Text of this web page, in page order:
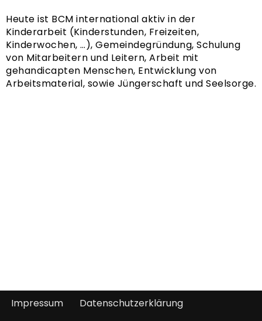
Heute ist BCM international aktiv in der
Kinderarbeit (Kinderstunden, Freizeiten,
Kinderwochen, …), Gemeindegründung, Schulung
von Mitarbeitern und Leitern, Arbeit mit
gehandicapten Menschen, Entwicklung von
Arbeitsmaterial, sowie Jüngerschaft und Seelsorge.
Impressum
Datenschutzerklärung